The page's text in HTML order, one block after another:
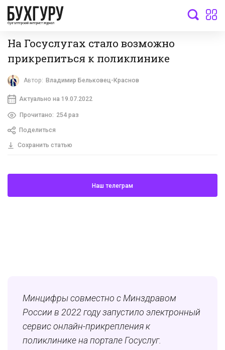
бухгалтерский интернет-журнал
На Госуслугах стало возможно
прикрепиться к поликлинике
Автор: Владимир Бельковец-Краснов
Актуально на 19.07.2022
Прочитано: 254 раз
Поделиться
Сохранить статью
Наш телеграм
Минцифры совместно с Минздравом
России в 2022 году запустило электронный
сервис онлайн-прикрепления к
поликлинике на портале Госуслуг.